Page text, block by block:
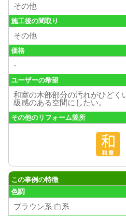
その他
施工後の間取り
その他
価格
-
ユーザーの希望
和室の木部部分の汚れがひどく
級感のある空間にしたい。
その他のリフォーム箇所
この事例の特徴
色調
ブラウン系 白系